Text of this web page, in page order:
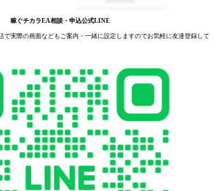
稼ぐチカラEA相談・申込公式LINE
で実際の画面などもご案内・一緒に設定しますのでお気軽に友達登録して